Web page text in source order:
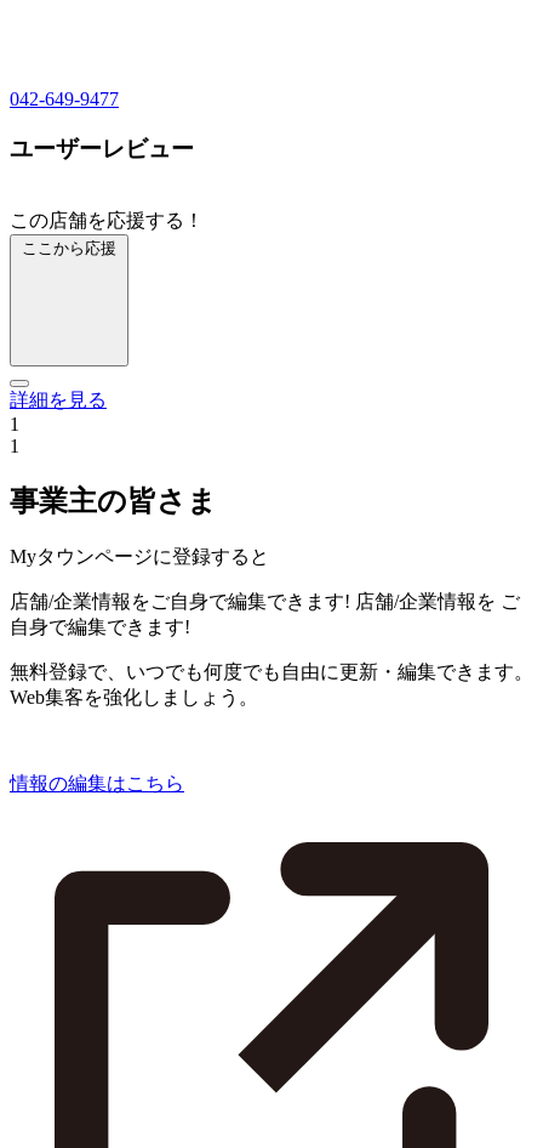
042-649-9477
ユーザーレビュー
この店舗を応援する！
ここから応援
詳細を見る
1
1
事業主の皆さま
Myタウンページに登録すると
店舗/企業情報をご自身で編集できます! 店舗/企業情報を ご
自身で編集できます!
無料登録で、いつでも何度でも自由に更新・編集できます。
Web集客を強化しましょう。
情報の編集はこちら